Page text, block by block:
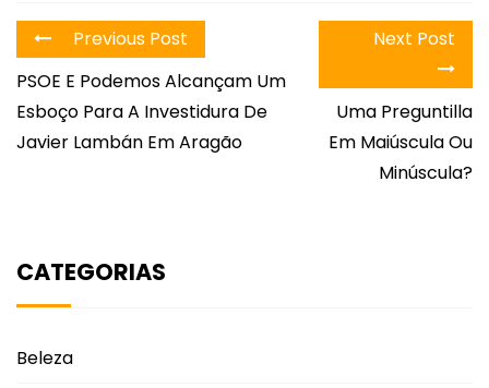
Previous Post
PSOE E Podemos Alcançam Um
Esboço Para A Investidura De
Javier Lambán Em Aragão
Next Post
Uma Preguntilla
Em Maiúscula Ou
Minúscula?
CATEGORIAS
Beleza